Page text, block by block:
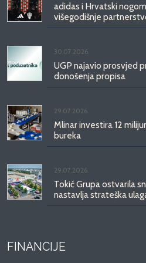
adidas i Hrvatski
višegodišnje
30.07.2026.
UGP najavio prosvjed
donošenja propisa
29.07.2026.
Mlinar investira 12
bureka
29.07.2026.
Tokić Grupa ostvarila
nastavlja strateška
FINANCIJE